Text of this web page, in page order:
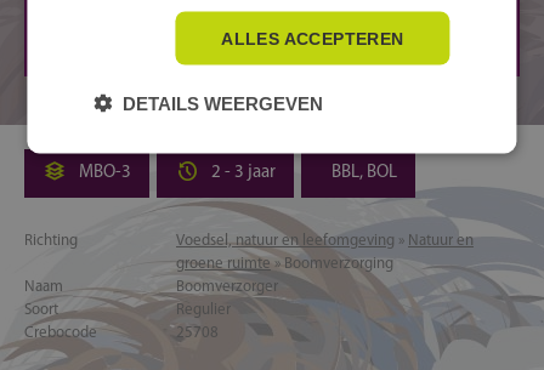
MBO-3 2 - 3 jaar BBL, BOL
Richting Voedsel, natuur en leefomgeving » Natuur en
groene ruimte » Boomverzorging
Naam
Boomverzorger
Soort
Regulier
Crebocode
25708
BOXTEL, Schouwrooij
VELP, Larensteinselaan
ALLES ACCEPTEREN
DETAILS WEERGEVEN